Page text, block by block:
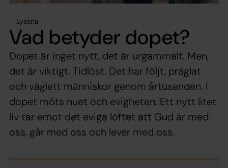
Lyssna
Vad betyder dopet?
Dopet är inget nytt, det är urgammalt. Men,
det är viktigt. Tidlöst. Det har följt, präglat
och väglett människor genom årtusenden. I
dopet möts nuet och evigheten. Ett nytt litet
liv tar emot det eviga löftet att Gud är med
oss, går med oss och lever med oss.